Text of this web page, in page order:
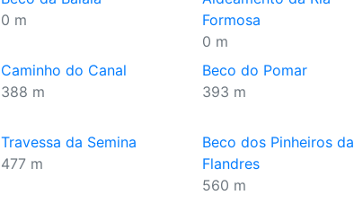
0 m
Formosa
0 m
Caminho do Canal
388 m
Beco do Pomar
393 m
Travessa da Semina
477 m
Beco dos Pinheiros da
Flandres
560 m